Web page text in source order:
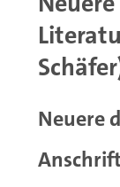
Neuere